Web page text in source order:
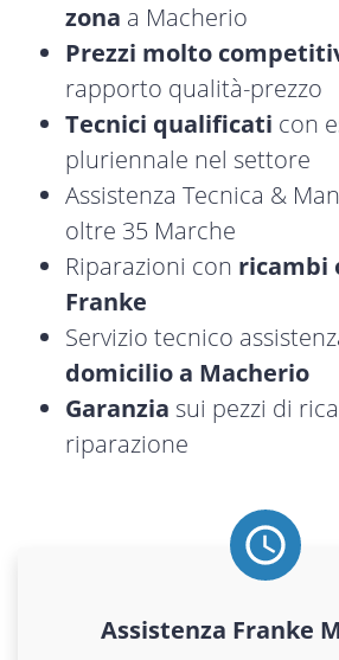
zona a Macherio
Prezzi molto
rapporto qualità-prezzo
Tecnici qualificati con
pluriennale nel settore
Assistenza Tecnica &
oltre 35 Marche
Riparazioni con ricambi
Franke
Servizio tecnico
domicilio a Macherio
Garanzia sui pezzi di
riparazione
Assistenza Franke